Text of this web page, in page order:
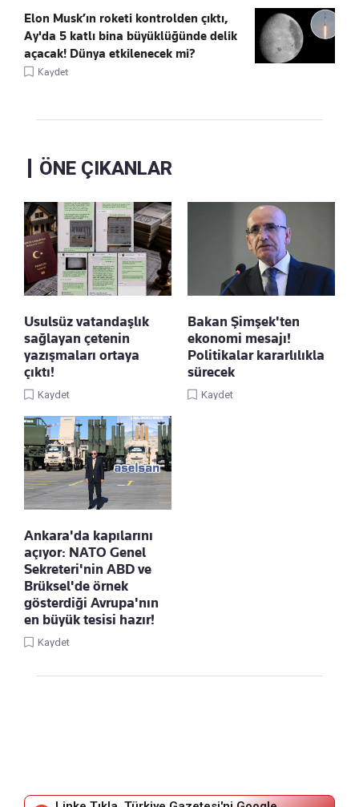
Elon Musk’ın roketi kontrolden çıktı,
Ay'da 5 katlı bina büyüklüğünde delik
açacak! Dünya etkilenecek mi?
Kaydet
ÖNE ÇIKANLAR
Usulsüz vatandaşlık
sağlayan çetenin
yazışmaları ortaya
çıktı!
Kaydet
Bakan Şimşek'ten
ekonomi mesajı!
Politikalar kararlılıkla
sürecek
Kaydet
Ankara'da kapılarını
açıyor: NATO Genel
Sekreteri'nin ABD ve
Brüksel'de örnek
gösterdiği Avrupa'nın
en büyük tesisi hazır!
Kaydet